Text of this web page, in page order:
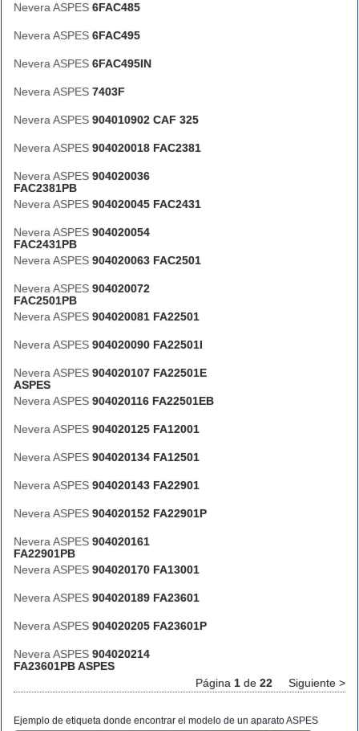
Nevera ASPES 6FAC485
Nevera ASPES 6FAC495
Nevera ASPES 6FAC495IN
Nevera ASPES 7403F
Nevera ASPES 904010902 CAF 325
Nevera ASPES 904020018 FAC2381
Nevera ASPES 904020036
FAC2381PB
Nevera ASPES 904020045 FAC2431
Nevera ASPES 904020054
FAC2431PB
Nevera ASPES 904020063 FAC2501
Nevera ASPES 904020072
FAC2501PB
Nevera ASPES 904020081 FA22501
Nevera ASPES 904020090 FA22501I
Nevera ASPES 904020107 FA22501E
ASPES
Nevera ASPES 904020116 FA22501EB
Nevera ASPES 904020125 FA12001
Nevera ASPES 904020134 FA12501
Nevera ASPES 904020143 FA22901
Nevera ASPES 904020152 FA22901P
Nevera ASPES 904020161
FA22901PB
Nevera ASPES 904020170 FA13001
Nevera ASPES 904020189 FA23601
Nevera ASPES 904020205 FA23601P
Nevera ASPES 904020214
FA23601PB ASPES
Página 1 de 22 Siguiente >
Ejemplo de etiqueta donde encontrar el modelo de un aparato ASPES